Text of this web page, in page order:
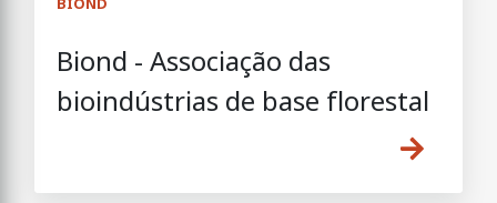
BIOND
Biond - Associação das
bioindústrias de base florestal